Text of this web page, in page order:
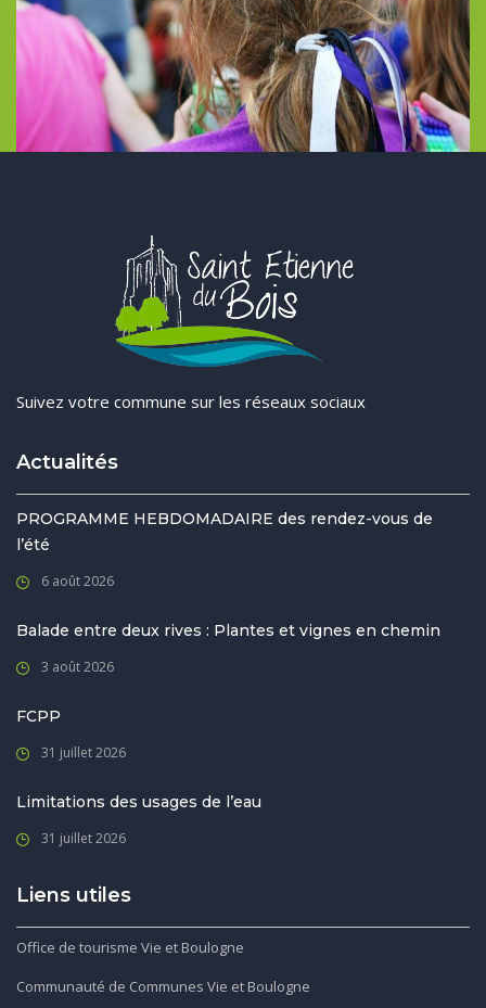
Suivez votre commune sur les réseaux sociaux
Actualités
PROGRAMME HEBDOMADAIRE des rendez-vous de
l’été
6 août 2026
Balade entre deux rives : Plantes et vignes en chemin
3 août 2026
FCPP
31 juillet 2026
Limitations des usages de l’eau
31 juillet 2026
Liens utiles
Office de tourisme Vie et Boulogne
Communauté de Communes Vie et Boulogne